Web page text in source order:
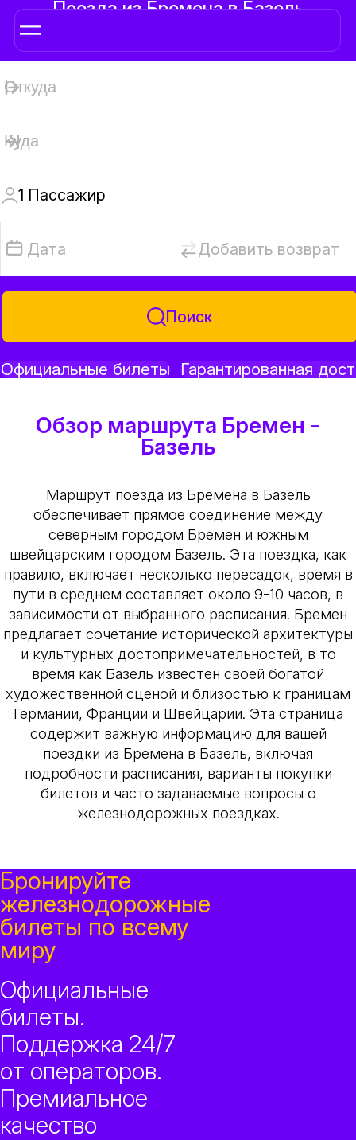
Поезда из Бремена в Базель
1 Пассажир
Дата Добавить возврат
Поиск
Официальные билеты Гарантированная
Обзор маршрута Бремен -
Базель
Маршрут поезда из Бремена в Базель
обеспечивает прямое соединение между
северным городом Бремен и южным
швейцарским городом Базель. Эта поездка, как
правило, включает несколько пересадок, время в
пути в среднем составляет около 9-10 часов, в
зависимости от выбранного расписания. Бремен
предлагает сочетание исторической архитектуры
и культурных достопримечательностей, в то
время как Базель известен своей богатой
художественной сценой и близостью к границам
Германии, Франции и Швейцарии. Эта страница
содержит важную информацию для вашей
поездки из Бремена в Базель, включая
подробности расписания, варианты покупки
билетов и часто задаваемые вопросы о
железнодорожных поездках.
Бронируйте
железнодорожные
билеты по всему
миру
Официальные
билеты.
Поддержка 24/7
от операторов.
Премиальное
качество